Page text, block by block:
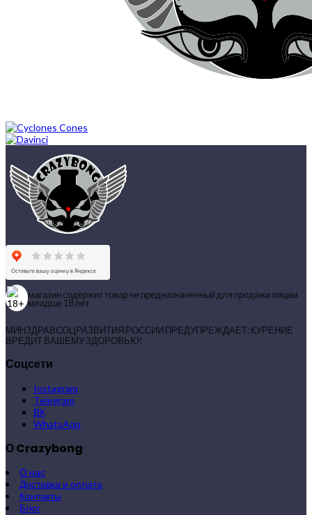
магазин содержит товар не предназначенный для продажи лицам
младше 18 лет
МИНЗДРАВСОЦРАЗВИТИЯ РОССИИ ПРЕДУПРЕЖДАЕТ: КУРЕНИЕ
ВРЕДИТ ВАШЕМУ ЗДОРОВЬЮ!
Соцсети
Instagram
Telegram
ВК
WhatsApp
О Crazybong
О нас
Доставка и оплата
Контакты
Блог